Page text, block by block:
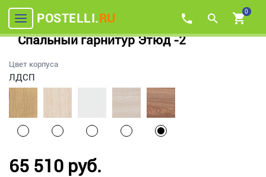
POSTELLI.RU 0
Спальный гарнитур Этюд -2
Цвет корпуса
ЛДСП
65 510 руб.